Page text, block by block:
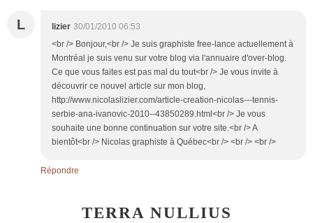
L lizier 30/01/2010 06:53
<br /> Bonjour,<br /> Je suis graphiste free-lance actuellement à
Montréal je suis venu sur votre blog via l'annuaire d'over-blog.
Ce que vous faites est pas mal du tout<br /> Je vous invite à
découvrir ce nouvel article sur mon blog,
http://www.nicolaslizier.com/article-creation-nicolas---tennis-
serbie-ana-ivanovic-2010--43850289.html<br /> Je vous
souhaite une bonne continuation sur votre site.<br /> A
bientôt<br /> Nicolas graphiste à Québec<br /> <br /> <br />
Répondre
TERRA NULLIUS